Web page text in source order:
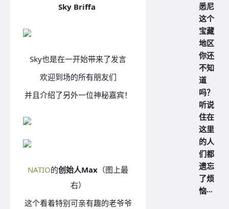
Sky Briffa
Sky也是在一开始带来了发言
欢迎到场的所有朋友们
并且介绍了另外一位神秘嘉宾！
NATIO的创始人Max （图上最
右）
这个看着特别可亲有趣的老爷爷
悉尼
这个
宝藏
地区
你还
不知
道
吗？
听说
住在
这里
的人
们都
遗忘
了烦
恼···